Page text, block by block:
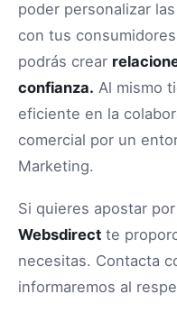
poder personalizar
con tus
podrás crear
confianza. Al mismo
eficiente en la
comercial por un
Marketing.
Si quieres apostar
Websdirect te
necesitas. Contacta
informaremos al